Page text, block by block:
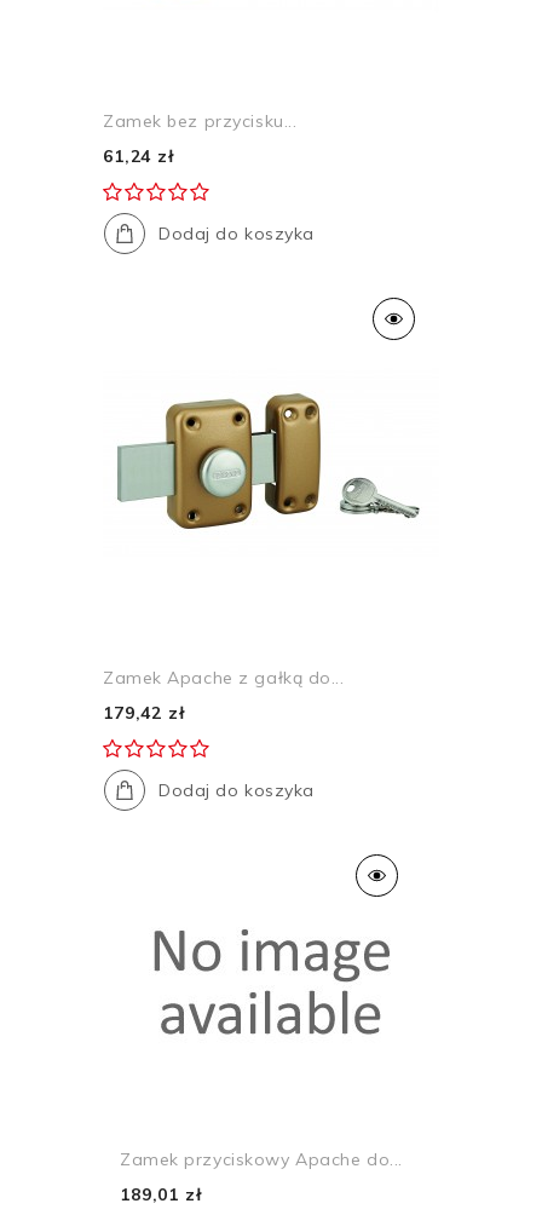
Zamek bez przycisku...
61,24 zł
Dodaj do koszyka
Zamek Apache z gałką do...
179,42 zł
Dodaj do koszyka
Zamek przyciskowy Apache do...
189,01 zł